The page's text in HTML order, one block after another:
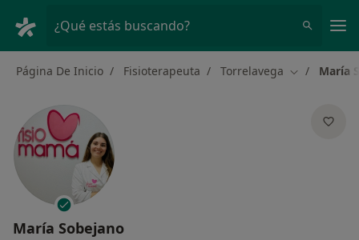
¿Qué estás buscando?
Página De Inicio Fisioterapeuta Torrelavega Cambiar de
María
María Sobejano